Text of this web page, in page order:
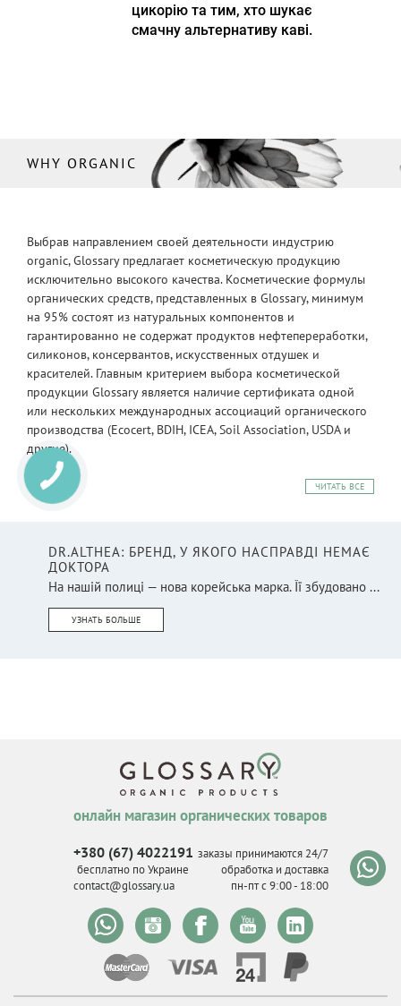
цикорію та тим, хто шукає
смачну альтернативу каві.
WHY ORGANIC
Выбрав направлением своей деятельности индустрию
organic, Glossary предлагает косметическую продукцию
исключительно высокого качества. Косметические формулы
органических средств, представленных в Glossary, минимум
на 95% состоят из натуральных компонентов и
гарантированно не содержат продуктов нефтепереработки,
силиконов, консервантов, искусственных отдушек и
красителей. Главным критерием выбора косметической
продукции Glossary является наличие сертификата одной
или нескольких международных ассоциаций органического
производства (Ecocert, BDIH, ICEA, Soil Association, USDA и
другие).
ЧИТАТЬ ВСЕ
DR.ALTHEA: БРЕНД, У ЯКОГО НАСПРАВДІ НЕМАЄ
ДОКТОРА
На нашій полиці — нова корейська марка. Її збудовано ...
УЗНАТЬ БОЛЬШЕ
онлайн магазин органических товаров
+380 (67) 4022191
бесплатно по Украине
contact@glossary.ua
заказы принимаются 24/7
обработка и доставка
пн-пт с 9:00 - 18:00